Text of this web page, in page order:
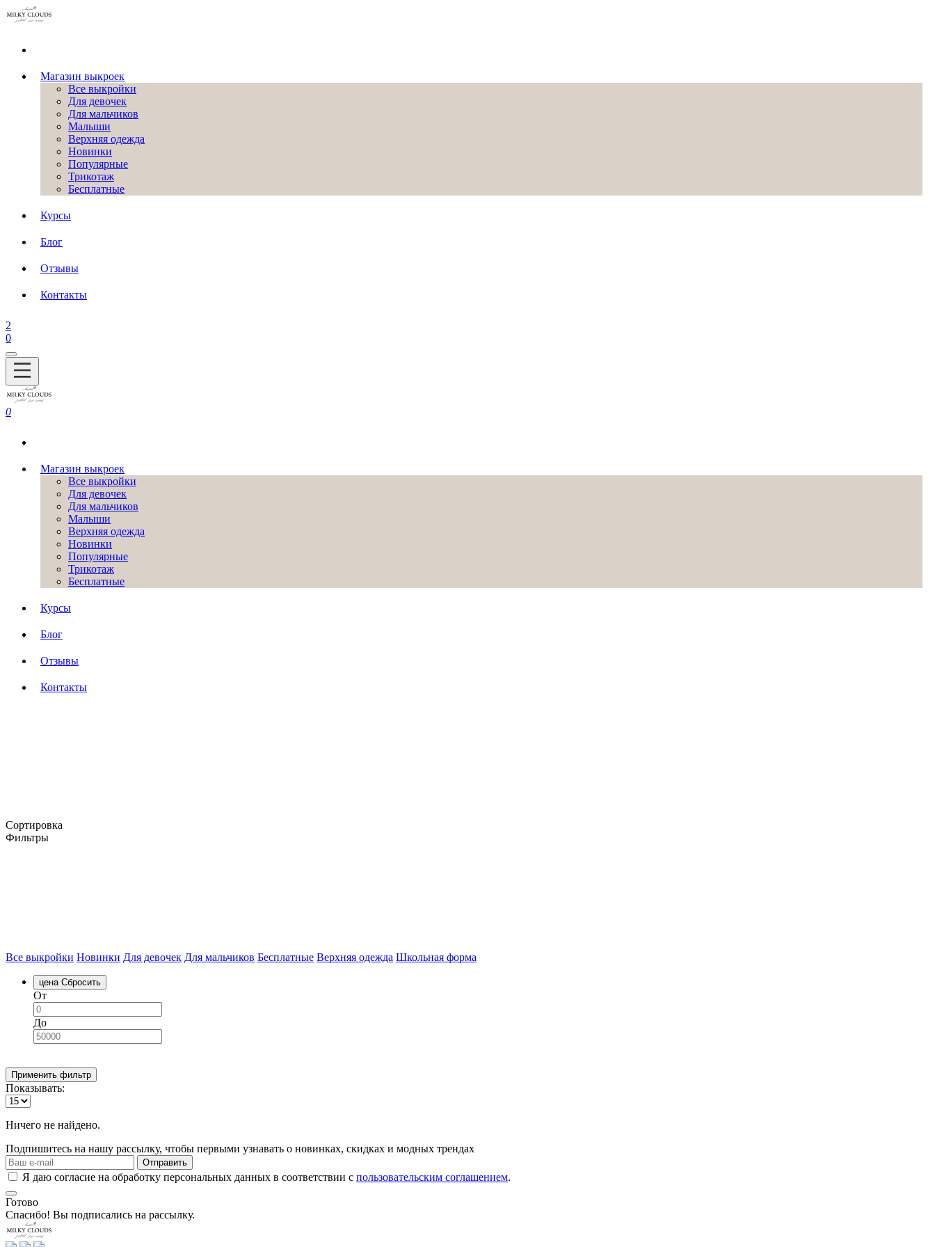
Магазин выкроек
Все выкройки
Для девочек
Для мальчиков
Малыши
Верхняя одежда
Новинки
Популярные
Трикотаж
Бесплатные
Курсы
Блог
Отзывы
Контакты
2
0
0
Магазин выкроек
Все выкройки
Для девочек
Для мальчиков
Малыши
Верхняя одежда
Новинки
Популярные
Трикотаж
Бесплатные
Курсы
Блог
Отзывы
Контакты
Сортировка
Фильтры
Все выкройки Новинки Для девочек Для мальчиков Бесплатные Верхняя одежда Школьная форма
цена Сбросить
От
До
Применить фильтр
Показывать:
Ничего не найдено.
Подпишитесь на нашу рассылку, чтобы первыми узнавать о новинках, скидках и модных трендах
Отправить
Я даю согласие на обработку персональных данных в соответствии с пользовательским соглашением.
Готово
Спасибо! Вы подписались на рассылку.